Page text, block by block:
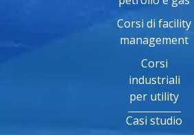
Corsi di facility
management
Corsi
industriali
per utility
Casi studio